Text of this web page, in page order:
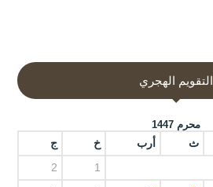
التقويم الهجري
محرم 1447
ث أرب خ ج
1
2